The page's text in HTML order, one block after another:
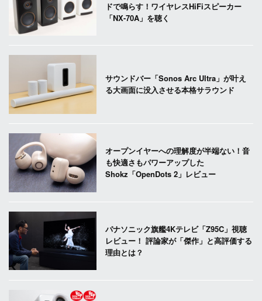
ドで鳴らす！ワイヤレスHiFiスピーカー
「NX-70A」を聴く
サウンドバー「Sonos Arc Ultra」が叶え
る大画面に没入させる本格サラウンド
オープンイヤーへの理解度が半端ない！音
も快適さもパワーアップした
Shokz「OpenDots 2」レビュー
パナソニック旗艦4Kテレビ「Z95C」視聴
レビュー！ 評論家が「傑作」と高評価する
理由とは？